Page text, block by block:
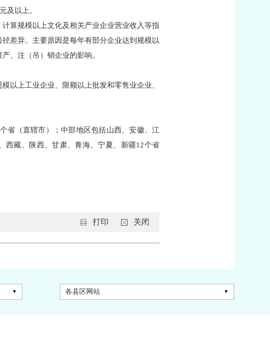
及以上。
算规模以上文化及相关产业企业营业收入等指
差异。主要原因是每年有部分企业达到规模以
、注（吊）销企业的影响。
以上工业企业、限额以上批发和零售业企业、
省（直辖市）；中部地区包括山西、安徽、江
西藏、陕西、甘肃、青海、宁夏、新疆12个省
打印 关闭
各县区网站